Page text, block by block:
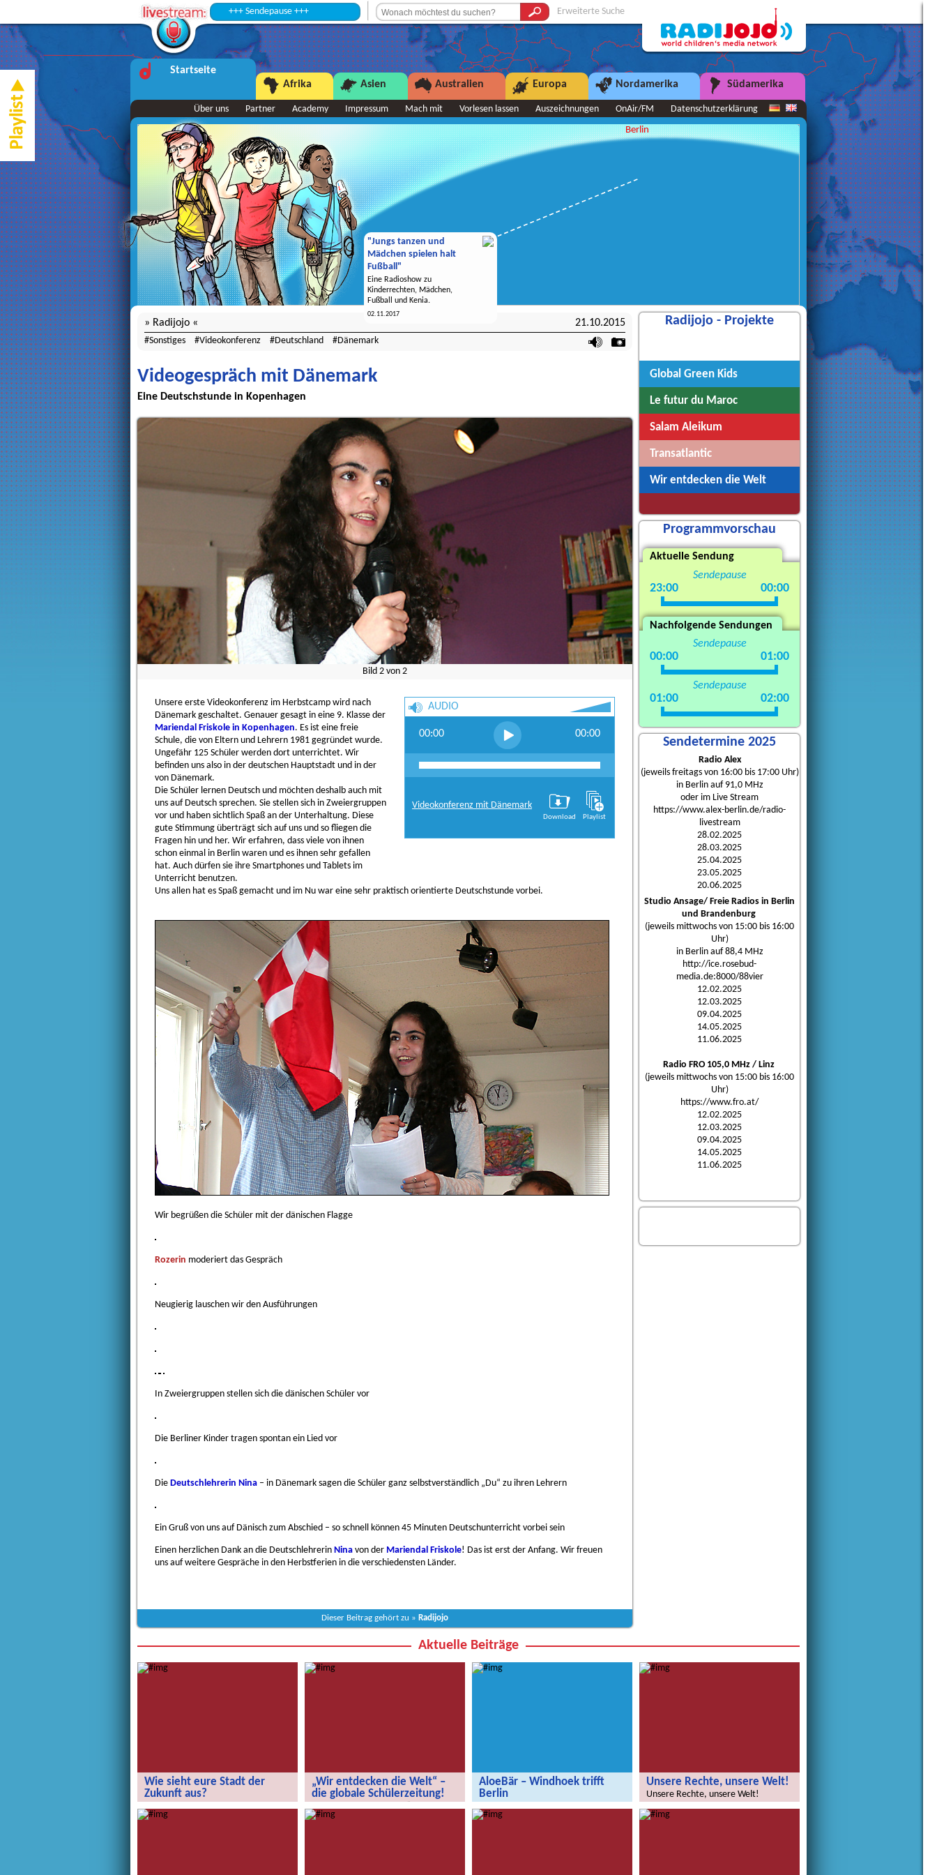
+++ Sendepause +++ Erweiterte Suche
Startseite
Afrika
Asien Australien Europa Nordamerika Südamerika
Über uns Partner Academy Impressum Mach mit Vorlesen lassen Auszeichnungen OnAir/FM Datenschutzerklärung
"Jungs tanzen und
Mädchen spielen halt
Fußball"
Eine Radioshow zu
Kinderrechten, Mädchen,
Fußball und Kenia.
02.11.2017
Berlin
Radijojo 21.10.2015
Sonstiges Videokonferenz Deutschland Dänemark
Videogespräch mit Dänemark
Eine Deutschstunde in Kopenhagen
Bild 2 von 2
AUDIO
00:00 00:00
Videokonferenz mit Dänemark
Playlist
Download
Unsere erste Videokonferenz im Herbstcamp wird nach
Dänemark geschaltet. Genauer gesagt in eine 9. Klasse der
Mariendal Friskole in Kopenhagen. Es ist eine freie
Schule, die von Eltern und Lehrern 1981 gegründet wurde.
Ungefähr 125 Schüler werden dort unterrichtet. Wir
befinden uns also in der deutschen Hauptstadt und in der
von Dänemark.
Die Schüler lernen Deutsch und möchten deshalb auch mit
uns auf Deutsch sprechen. Sie stellen sich in Zweiergruppen
vor und haben sichtlich Spaß an der Unterhaltung. Diese
gute Stimmung überträgt sich auf uns und so fliegen die
Fragen hin und her. Wir erfahren, dass viele von ihnen
schon einmal in Berlin waren und es ihnen sehr gefallen
hat. Auch dürfen sie ihre Smartphones und Tablets im
Unterricht benutzen.
Uns allen hat es Spaß gemacht und im Nu war eine sehr praktisch orientierte Deutschstunde vorbei.
Wir begrüßen die Schüler mit der dänischen Flagge
Rozerin moderiert das Gespräch
Neugierig lauschen wir den Ausführungen
In Zweiergruppen stellen sich die dänischen Schüler vor
Die Berliner Kinder tragen spontan ein Lied vor
Die Deutschlehrerin Nina – in Dänemark sagen die Schüler ganz selbstverständlich „Du“ zu ihren Lehrern
Ein Gruß von uns auf Dänisch zum Abschied – so schnell können 45 Minuten Deutschunterricht vorbei sein
Einen herzlichen Dank an die Deutschlehrerin Nina von der Mariendal Friskole! Das ist erst der Anfang. Wir freuen
uns auf weitere Gespräche in den Herbstferien in die verschiedensten Länder.
Dieser Beitrag gehört zu » Radijojo
Radijojo - Projekte
Global Green Kids
Le futur du Maroc
Salam Aleikum
Transatlantic
Wir entdecken die Welt
Programmvorschau
Aktuelle Sendung
Sendepause
23:00 00:00
Nachfolgende Sendungen
Sendepause
00:00 01:00
Sendepause
01:00 02:00
Sendetermine 2025
Radio Alex
(jeweils freitags von 16:00 bis 17:00 Uhr)
in Berlin auf 91,0 MHz
oder im Live Stream
https://www.alex-berlin.de/radio-
livestream
28.02.2025
28.03.2025
25.04.2025
23.05.2025
20.06.2025
Studio Ansage/ Freie Radios in Berlin
und Brandenburg
(jeweils mittwochs von 15:00 bis 16:00
Uhr)
in Berlin auf 88,4 MHz
http://ice.rosebud-
media.de:8000/88vier
12.02.2025
12.03.2025
09.04.2025
14.05.2025
11.06.2025
Radio FRO 105,0 MHz / Linz
(jeweils mittwochs von 15:00 bis 16:00
Uhr)
https://www.fro.at/
12.02.2025
12.03.2025
09.04.2025
14.05.2025
11.06.2025
Aktuelle Beiträge
Wie sieht eure Stadt der
Zukunft aus?
Wie sieht eure Stadt der Zukunft aus?
„Wir entdecken die Welt“ –
die globale Schülerzeitung!
„Wir entdecken die Welt“ – die
globale Schülerzeitung!
AloeBär – Windhoek trifft
Berlin
AloeBär – Windhoek trifft Berlin
Unsere Rechte, unsere Welt!
Unsere Rechte, unsere Welt!